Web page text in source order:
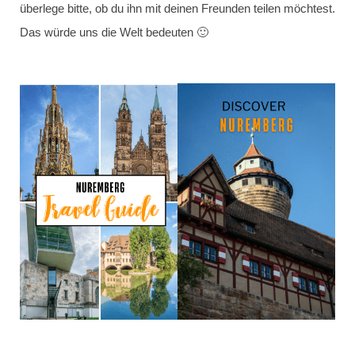
überlege bitte, ob du ihn mit deinen Freunden teilen möchtest.
Das würde uns die Welt bedeuten 🙂